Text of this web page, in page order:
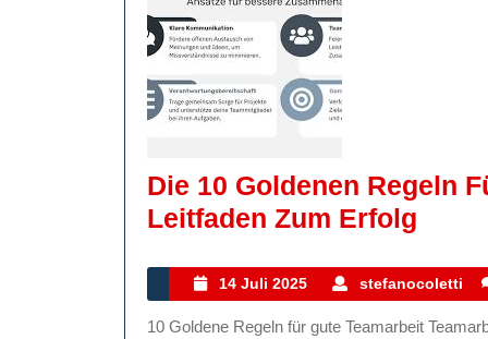
Die 10 Goldenen Regeln
Leitfaden Zum Erfolg
14 Juli 2025
14
Juli
2025
stefanocoletti
10 Goldene Regeln für gute Teamarbeit Teamarbeit ist der Schlüssel zum Erfolg in vielen Bereichen des